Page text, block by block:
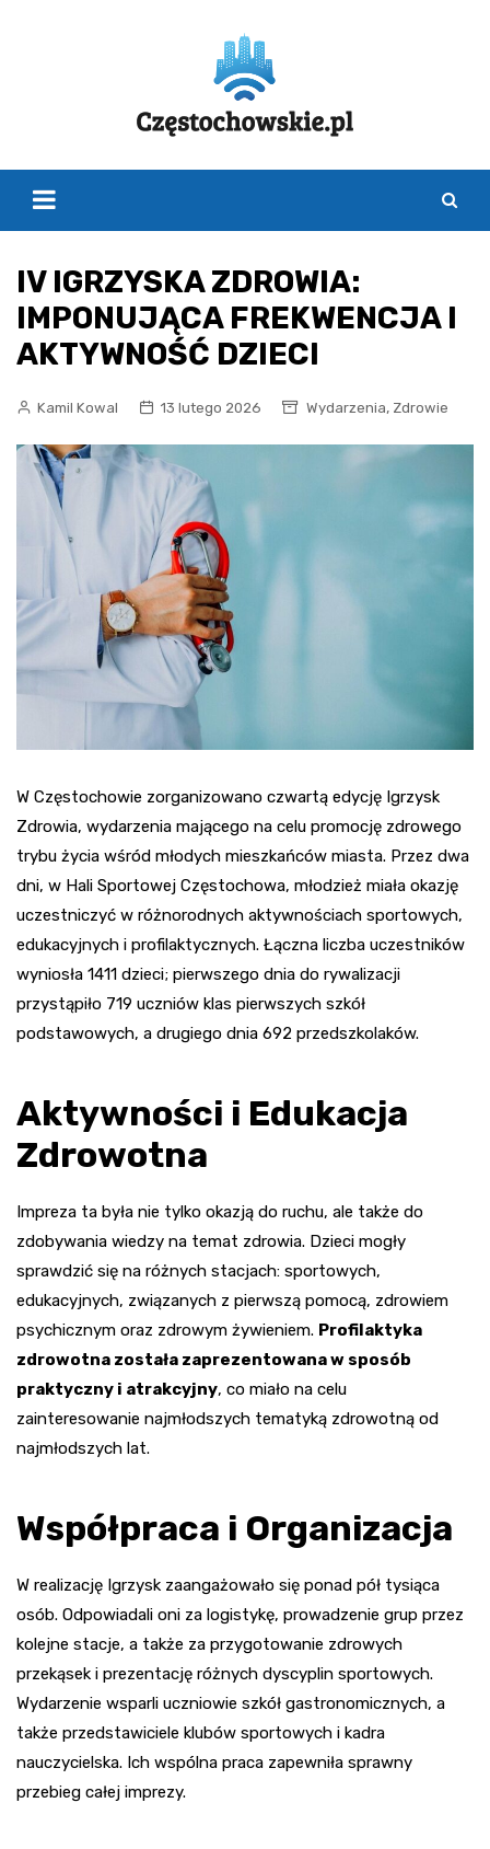
IV IGRZYSKA ZDROWIA:
IMPONUJĄCA FREKWENCJA I
AKTYWNOŚĆ DZIECI
Kamil Kowal 13 lutego 2026 Wydarzenia, Zdrowie
W Częstochowie zorganizowano czwartą edycję Igrzysk
Zdrowia, wydarzenia mającego na celu promocję zdrowego
trybu życia wśród młodych mieszkańców miasta. Przez dwa
dni, w Hali Sportowej Częstochowa, młodzież miała okazję
uczestniczyć w różnorodnych aktywnościach sportowych,
edukacyjnych i profilaktycznych. Łączna liczba uczestników
wyniosła 1411 dzieci; pierwszego dnia do rywalizacji
przystąpiło 719 uczniów klas pierwszych szkół
podstawowych, a drugiego dnia 692 przedszkolaków.
Aktywności i Edukacja
Zdrowotna
Impreza ta była nie tylko okazją do ruchu, ale także do
zdobywania wiedzy na temat zdrowia. Dzieci mogły
sprawdzić się na różnych stacjach: sportowych,
edukacyjnych, związanych z pierwszą pomocą, zdrowiem
psychicznym oraz zdrowym żywieniem. Profilaktyka
zdrowotna została zaprezentowana w sposób
praktyczny i atrakcyjny, co miało na celu
zainteresowanie najmłodszych tematyką zdrowotną od
najmłodszych lat.
Współpraca i Organizacja
W realizację Igrzysk zaangażowało się ponad pół tysiąca
osób. Odpowiadali oni za logistykę, prowadzenie grup przez
kolejne stacje, a także za przygotowanie zdrowych
przekąsek i prezentację różnych dyscyplin sportowych.
Wydarzenie wsparli uczniowie szkół gastronomicznych, a
także przedstawiciele klubów sportowych i kadra
nauczycielska. Ich wspólna praca zapewniła sprawny
przebieg całej imprezy.